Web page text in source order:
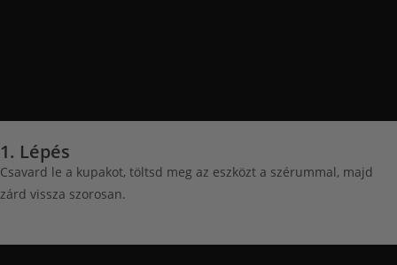
1. Lépés
Csavard le a kupakot, töltsd meg az eszközt a szérummal, majd
zárd vissza szorosan.